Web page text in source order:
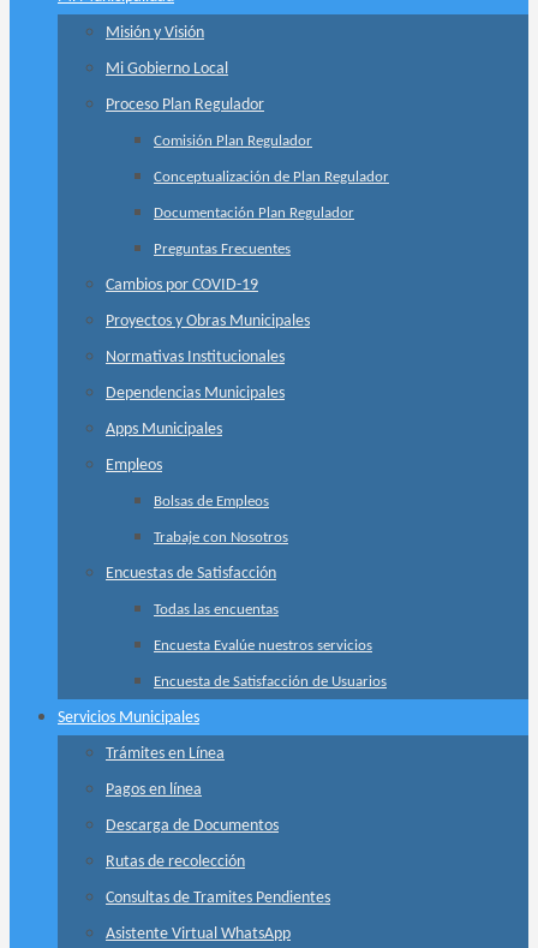
Misión y Visión
Mi Gobierno Local
Proceso Plan Regulador
Comisión Plan Regulador
Conceptualización de Plan Regulador
Documentación Plan Regulador
Preguntas Frecuentes
Cambios por COVID-19
Proyectos y Obras Municipales
Normativas Institucionales
Dependencias Municipales
Apps Municipales
Empleos
Bolsas de Empleos
Trabaje con Nosotros
Encuestas de Satisfacción
Todas las encuentas
Encuesta Evalúe nuestros servicios
Encuesta de Satisfacción de Usuarios
Servicios Municipales
Trámites en Línea
Pagos en línea
Descarga de Documentos
Rutas de recolección
Consultas de Tramites Pendientes
Asistente Virtual WhatsApp